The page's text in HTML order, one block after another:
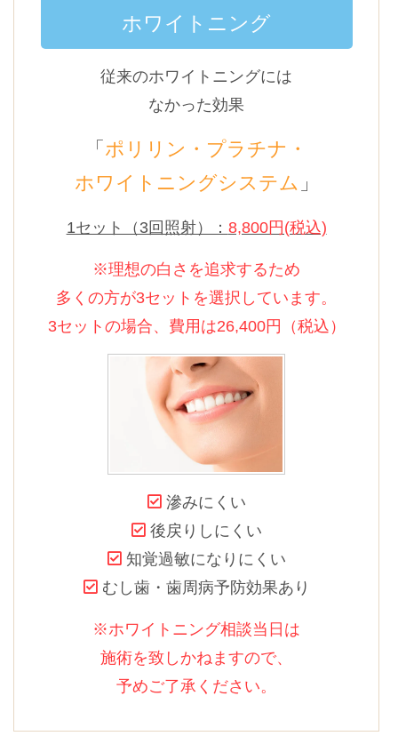
ホワイトニング
従来のホワイトニングには
なかった効果
「 ポリリン・プラチナ・
ホワイトニングシステム 」
1セット（3回照射）： 8,800円(税込)
※理想の白さを追求するため
多くの方が3セットを選択しています。
3セットの場合、費用は26,400円（税込）
滲みにくい
後戻りしにくい
知覚過敏になりにくい
むし歯・歯周病予防効果あり
※ホワイトニング相談当日は
施術を致しかねますので、
予めご了承ください。